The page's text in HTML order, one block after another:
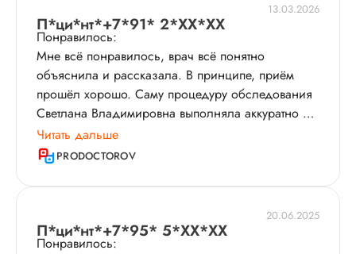
13.03.2026
П*ци*нт*+7*91* 2*XX*XX
Понравилось:
Мне всё понравилось, врач всё понятно
объяснила и рассказала. В принципе, приём
прошёл хорошо. Саму процедуру обследования
Светлана Владимировна выполняла аккуратно и
комфортно для меня. По итогу визита специалист
выдала рекомендации, как такового лечения в
моём случае не потребовалось. Доктор
показалась мне доброжелательной, она
располагает к себе в общении. В кабинет меня
пригласили без задержек, времени и внимания
на приёме уделили достаточно, врач никуда не
Читать дальше
PRODOCTOROV
20.06.2025
П*ци*нт*+7*95* 5*XX*XX
Понравилось: